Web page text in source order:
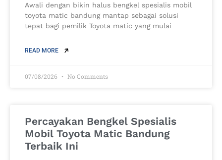
Awali dengan bikin halus bengkel spesialis mobil
toyota matic bandung mantap sebagai solusi
tepat bagi pemilik Toyota matic yang mulai
READ MORE
07/08/2026 No Comments
Percayakan Bengkel Spesialis
Mobil Toyota Matic Bandung
Terbaik Ini